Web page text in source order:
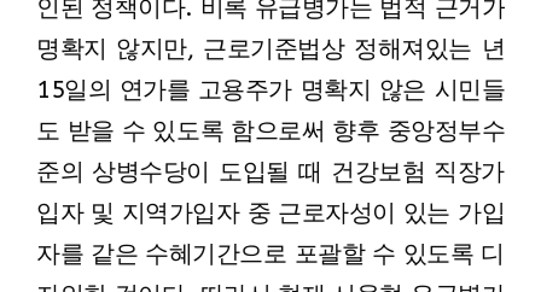
인된 정책이다. 비록 유급병가는 법적 근거가
명확지 않지만, 근로기준법상 정해져있는 년
15일의 연가를 고용주가 명확지 않은 시민들
도 받을 수 있도록 함으로써 향후 중앙정부수
준의 상병수당이 도입될 때 건강보험 직장가
입자 및 지역가입자 중 근로자성이 있는 가입
자를 같은 수혜기간으로 포괄할 수 있도록 디